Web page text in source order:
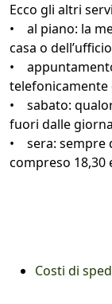
Ecco gli altri
• al piano: la
casa o
•
telefonicamente
• sabato:
fuori dalle
• sera: sempre
compreso 18,30
Costi di